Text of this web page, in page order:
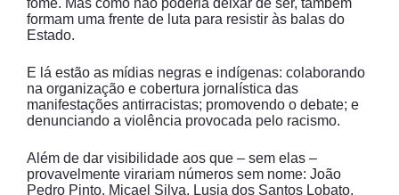
fome. Mas como não poderia deixar de ser, também
formam uma frente de luta para resistir às balas do
Estado.
E lá estão as mídias negras e indígenas: colaborando
na organização e cobertura jornalística das
manifestações antirracistas; promovendo o debate; e
denunciando a violência provocada pelo racismo.
Além de dar visibilidade aos que – sem elas –
provavelmente virariam números sem nome: João
Pedro Pinto, Micael Silva, Lusia dos Santos Lobato,